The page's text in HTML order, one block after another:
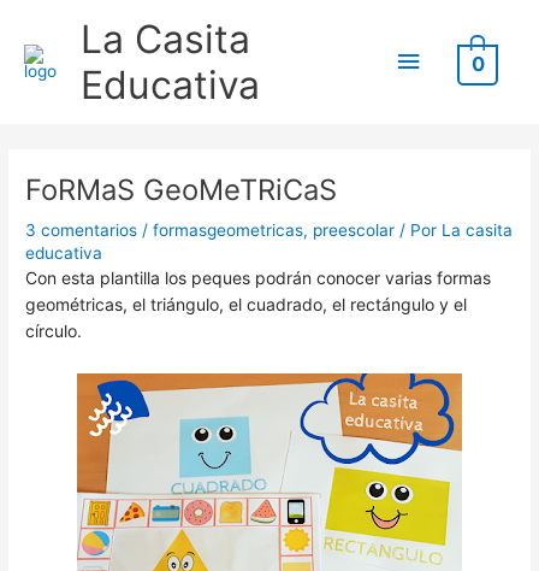
contenido
La Casita
Educativa
principal
0
FoRMaS GeoMeTRiCaS
3 comentarios /formasgeometricas, preescolar / Por La casita
educativa
Con esta plantilla los peques podrán conocer varias formas
geométricas, el triángulo, el cuadrado, el rectángulo y el
círculo.
u
s
r
o
r
: